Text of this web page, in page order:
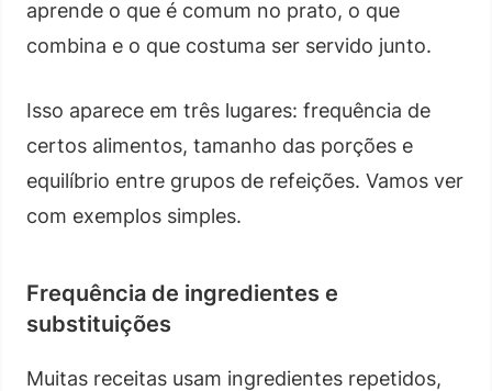
aprende o que é comum no prato, o que
combina e o que costuma ser servido junto.
Isso aparece em três lugares: frequência de
certos alimentos, tamanho das porções e
equilíbrio entre grupos de refeições. Vamos ver
com exemplos simples.
Frequência de ingredientes e
substituições
Muitas receitas usam ingredientes repetidos,